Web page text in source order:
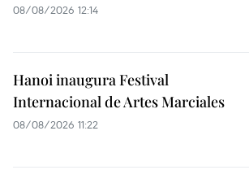
08/08/2026 12:14
Hanoi inaugura Festival
Internacional de Artes Marciales
08/08/2026 11:22